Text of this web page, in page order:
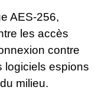
AES-256,
les accès
contre
logiciels espions
milieu.